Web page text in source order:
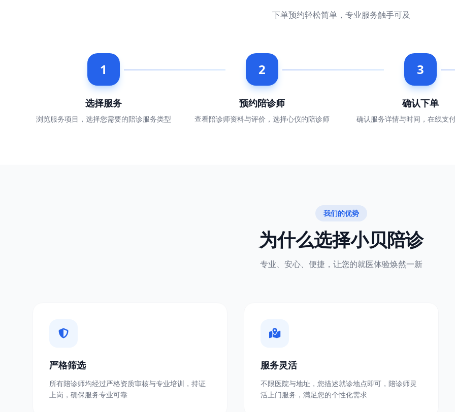
下单预约轻松简单，专业服务触手可及
1
选择服务
浏览服务项目，选择您需要的陪诊服务类型
2
预约陪诊师
查看陪诊师资料与评价，选择心仪的陪诊师
3
确认下单
确认服务详情与时间，在线支
我们的优势
为什么选择小贝陪诊
专业、安心、便捷，让您的就医体验焕然一新
严格筛选
所有陪诊师均经过严格资质审核与专业培训，持证
上岗，确保服务专业可靠
服务灵活
不限医院与地址，您描述就诊地点即可，陪诊师灵
活上门服务，满足您的个性化需求